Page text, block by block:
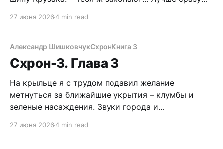
друганов переглядывались, медленно отступая к
машине. БАХ! На тысячи осколков разлетелось
заднее
27 июня 20264 min read
Александр ШишковчукСхронКнига 3
Схрон-3. Глава 3
На крыльце я с трудом подавил желание
метнуться за ближайшие укрытия – клумбы и
зеленые насаждения. Звуки города и
27 июня 20264 min read